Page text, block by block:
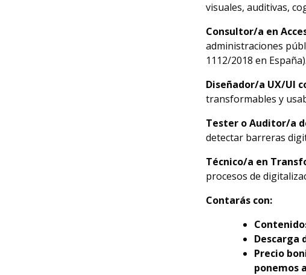
visuales, auditivas,
Consultor/a en
administraciones
1112/2018 en España).
Diseñador/a UX/UI
transformables y
Tester o Auditor/a
detectar barreras
Técnico/a en
procesos de
Contarás con:
Descarga
Precio
ponemos